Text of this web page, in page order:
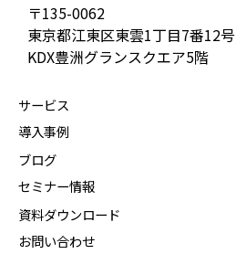
〒135-0062
東京都江東区東雲1丁目7番12号
KDX豊洲グランスクエア5階
サービス
導入事例
ブログ
セミナー情報
資料ダウンロード
お問い合わせ